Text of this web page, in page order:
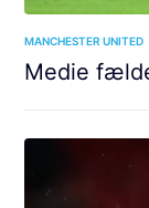
MANCHESTER UNITED
Medie